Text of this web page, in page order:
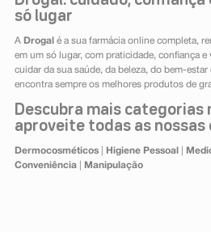
só lugar
A Drogal é a sua farmácia online completa,
em um só lugar, com praticidade, confiança e
cuidar da sua saúde, da beleza, do bem-
encontra sempre os melhores produtos de
Descubra mais categorias
aproveite todas as
Dermocosméticos| Higiene Pessoal
Conveniência| Manipulação